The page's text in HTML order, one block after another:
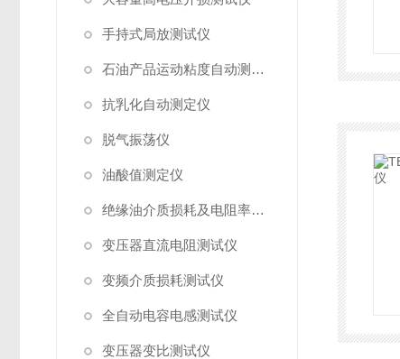
手持式局放测试仪
石油产品运动粘度自动测定仪
抗乳化自动测定仪
脱气振荡仪
油酸值测定仪
绝缘油介质损耗及电阻率测试仪
变压器直流电阻测试仪
变频介质损耗测试仪
全自动电容电感测试仪
变压器变比测试仪